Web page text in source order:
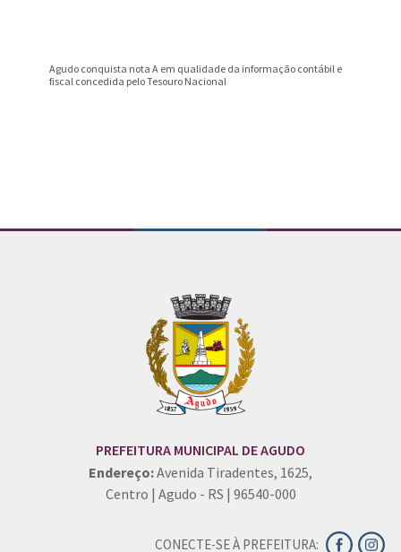
Agudo conquista nota A em qualidade da informação contábil e
fiscal concedida pelo Tesouro Nacional
PREFEITURA MUNICIPAL DE AGUDO
Endereço:Avenida Tiradentes, 1625,
Centro | Agudo - RS | 96540-000
CONECTE-SE À PREFEITURA: